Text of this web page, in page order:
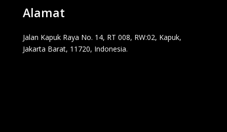
Alamat
Jalan Kapuk Raya No. 14, RT 008, RW:02, Kapuk,
Jakarta Barat, 11720, Indonesia.